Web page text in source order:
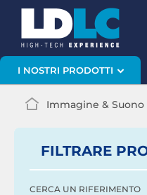
I NOSTRI PRODOTTI
Immagine & Suono
FILTRARE
CERCA UN RIFERIMENTO